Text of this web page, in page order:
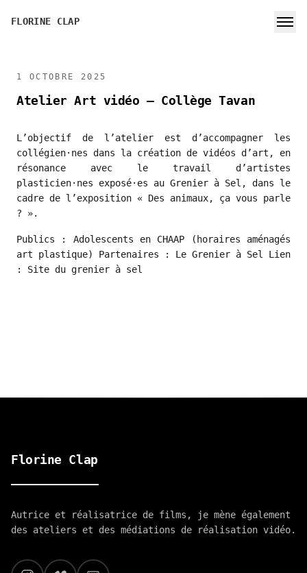
FLORINE CLAP
1 OCTOBRE 2025
Atelier Art vidéo – Collège Tavan
L’objectif de l’atelier est d’accompagner les
collégien·nes dans la création de vidéos d’art, en
résonance avec le travail d’artistes
plasticien·nes exposé·es au Grenier à Sel, dans le
cadre de l’exposition « Des animaux, ça vous parle
? ».
Publics : Adolescents en CHAAP (horaires aménagés
art plastique) Partenaires : Le Grenier à Sel Lien
: Site du grenier à sel
Florine Clap
Autrice et réalisatrice de films, je mène également
des ateliers et des médiations de réalisation vidéo.